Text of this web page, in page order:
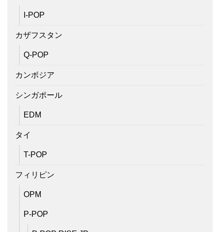
I-POP
カザフスタン
Q-POP
カンボジア
シンガポール
EDM
タイ
T-POP
フィリピン
OPM
P-POP